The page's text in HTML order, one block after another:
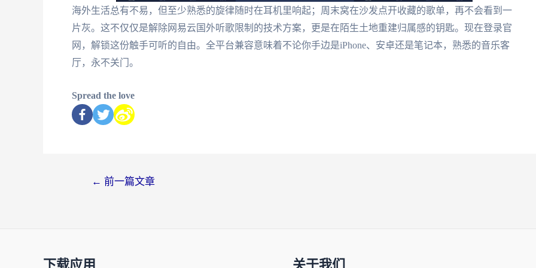
海外生活总有不易，但至少熟悉的旋律随时在耳机里响起；周末窝在沙发点开收藏的歌单，再不会看到一
片灰。这不仅仅是解除网易云国外听歌限制的技术方案，更是在陌生土地重建归属感的钥匙。现在登录官
网，解锁这份触手可听的自由。全平台兼容意味着不论你手边是iPhone、安卓还是笔记本，熟悉的音乐客
厅，永不关门。
Spread the love
← 前一篇文章
下载应用 关于我们